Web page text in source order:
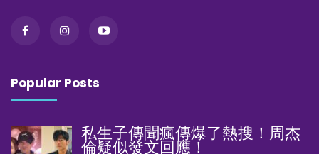
Popular Posts
私生子傳聞瘋傳爆了熱搜！周杰
倫疑似發文回應！